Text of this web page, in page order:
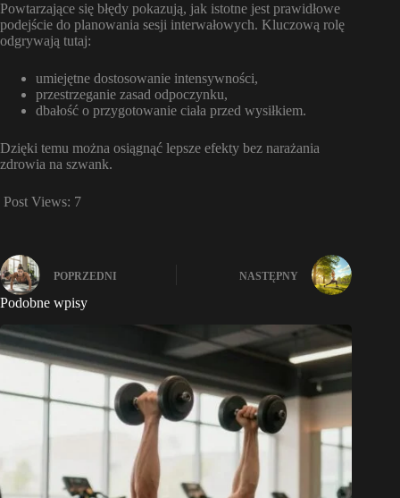
Powtarzające się błędy pokazują, jak istotne jest prawidłowe
podejście do planowania sesji interwałowych. Kluczową rolę
odgrywają tutaj:
umiejętne dostosowanie intensywności,
przestrzeganie zasad odpoczynku,
dbałość o przygotowanie ciała przed wysiłkiem.
Dzięki temu można osiągnąć lepsze efekty bez narażania
zdrowia na szwank.
Post Views: 7
POPRZEDNI NASTĘPNY
Podobne wpisy